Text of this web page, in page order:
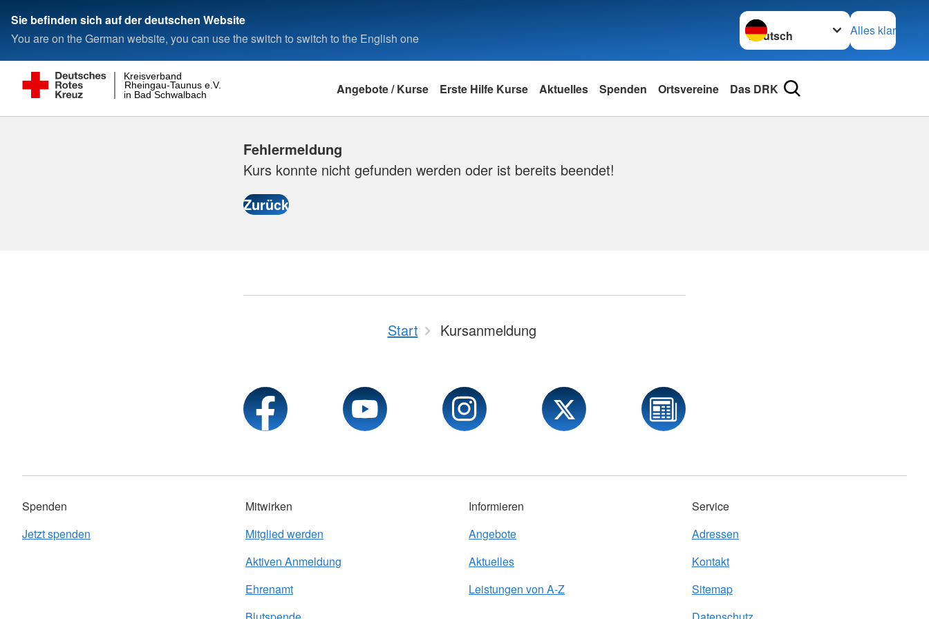
Sie befinden sich auf der deutschen Website
You are on the German website, you can use the switch to switch to the English one
Sprache wechseln zu
Alles klar
in Bad Schwalbach
Rheingau-Taunus e.V.
Kreisverband
Angebote / Kurse Erste Hilfe Kurse Aktuelles Spenden Ortsvereine Das DRK
Fehlermeldung
Kurs konnte nicht gefunden werden oder ist bereits beendet!
Start Kursanmeldung
Spenden
Jetzt spenden
Mitwirken
Mitglied werden
Aktiven Anmeldung
Ehrenamt
Informieren
Angebote
Aktuelles
Leistungen von A-Z
Service
Adressen
Kontakt
Sitemap